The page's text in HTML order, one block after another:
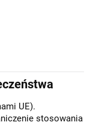
UE).
stosowania